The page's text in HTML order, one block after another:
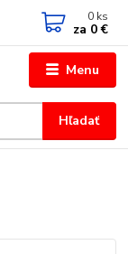
Menu
Hľadať
0 ks
za 0 €